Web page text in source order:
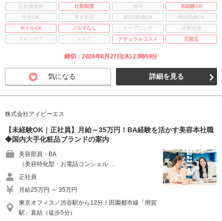
正社員登用 社割制度 賞与
未経験OK
学生OK
男女歓迎 週3日勤務OK
時短勤務OK
ネイルOK
ノルマなし オープニング
店長候補
スキンケア
メイク ナチュラルコスメ 百貨店
締切：2026年8月27日(木) 23時59分
気になる 詳細を見る
株式会社アイビーエス
【未経験OK｜正社員】月給～35万円！BA経験を活かす美容本社職
◆国内大手化粧品ブランドの案内
美容部員・BA
（美容特化型・お電話コンシェル …
正社員
月給25万円 ～ 35万円
東京オフィス／渋谷駅から12分！田園都市線「用賀
駅」直結（徒歩5分）